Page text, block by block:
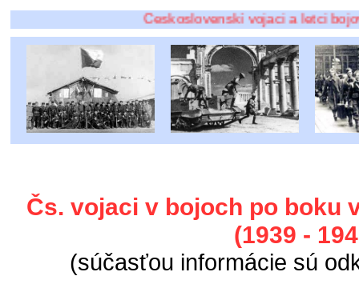
Československí vojaci a letci bojovali po
Čs. vojaci v bojoch po boku
(1939 -
(súčasťou informácie sú